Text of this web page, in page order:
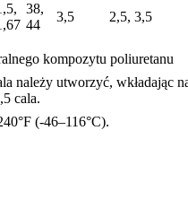
38,
44
3,5 2,5, 3,5
kompozytu poliuretanu
należy utworzyć, wkładając
cala.
(-46–116°C).